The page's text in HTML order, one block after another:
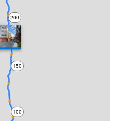
100
150
200